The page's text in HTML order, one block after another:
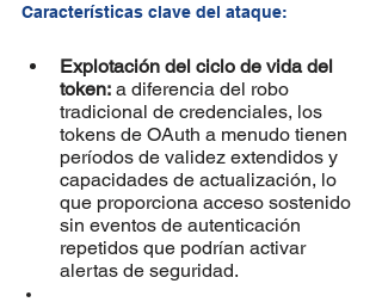
Características clave del ataque:
Explotación del ciclo de vida del
token: a diferencia del robo
tradicional de credenciales, los
tokens de OAuth a menudo tienen
períodos de validez extendidos y
capacidades de actualización, lo
que proporciona acceso sostenido
sin eventos de autenticación
repetidos que podrían activar
alertas de seguridad.